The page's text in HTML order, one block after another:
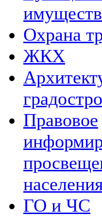
Охрана
ЖКХ
Правовое
ГО и ЧС